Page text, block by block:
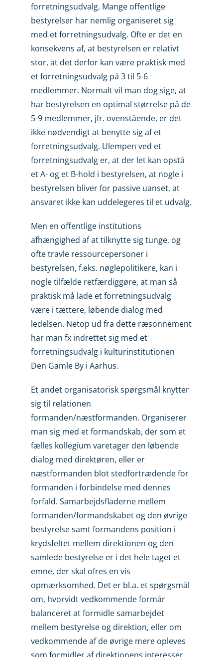
forretningsudvalg. Mange offentlige
bestyrelser har nemlig organiseret sig
med et forretningsudvalg. Ofte er det en
konsekvens af, at bestyrelsen er relativt
stor, at det derfor kan være praktisk med
et forretningsudvalg på 3 til 5-6
medlemmer. Normalt vil man dog sige, at
har bestyrelsen en optimal størrelse på de
5-9 medlem­mer, jfr. ovenstående, er det
ikke nødvendigt at benytte sig af et
forretningsudvalg. Ulempen ved et
forretningsudvalg er, at der let kan opstå
et A- og et B-hold i bestyrelsen, at nogle i
bestyrelsen bliver for passive uanset, at
ansvaret ikke kan uddelegeres til et udvalg.
Men en offentlige institutions
afhængighed af at tilknytte sig tunge, og
ofte travle ressourceperso­ner i
bestyrelsen, f.eks. nøglepolitikere, kan i
nogle tilfælde retfærdiggøre, at man så
praktisk må lade et forretningsudvalg
være i tættere, løbende dialog med
ledelsen. Netop ud fra dette ræsonnement
har man fx indrettet sig med et
forretningsudvalg i kulturinstitutionen
Den Gamle By i Aarhus.
Et andet organisatorisk spørgsmål knytter
sig til relationen
formanden/næstformanden. Organiserer
man sig med et formandskab, der som et
fælles kollegium varetager den løbende
dialog med direktøren, eller er
næstformanden blot stedfortrædende for
formanden i forbindelse med dennes
forfald. Samarbejdsfladerne mellem
formanden/formandskabet og den øvrige
besty­relse samt formandens position i
krydsfeltet mellem direktionen og den
samlede bestyrelse er i det hele taget et
emne, der skal ofres en vis
opmærksomhed. Det er bl.a. et spørgsmål
om, hvorvidt vedkommende formår
balanceret at formidle samarbejdet
mellem bestyrelse og direktion, eller om
vedkommende af de øvrige mere opleves